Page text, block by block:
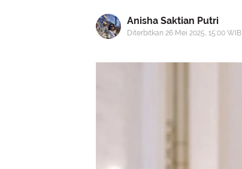
Anisha Saktian Putri
Diterbitkan 26 Mei 2025, 15:00 WIB